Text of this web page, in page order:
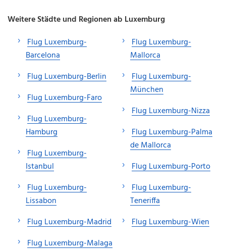
Weitere Städte und Regionen ab Luxemburg
Flug Luxemburg-
Barcelona
Flug Luxemburg-Berlin
Flug Luxemburg-Faro
Flug Luxemburg-
Hamburg
Flug Luxemburg-
Istanbul
Flug Luxemburg-
Lissabon
Flug Luxemburg-Madrid
Flug Luxemburg-Malaga
Flug Luxemburg-
Mallorca
Flug Luxemburg-
München
Flug Luxemburg-Nizza
Flug Luxemburg-Palma
de Mallorca
Flug Luxemburg-Porto
Flug Luxemburg-
Teneriffa
Flug Luxemburg-Wien